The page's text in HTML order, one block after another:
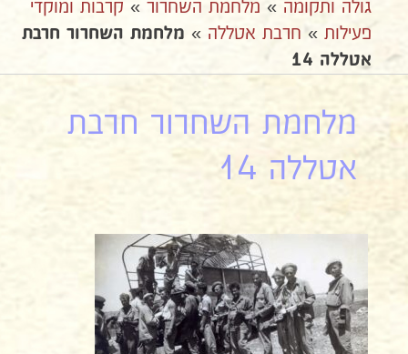
גולה ותקומה » מלחמת השחרור » קרבות ומוקדי
פעילות » חרבת אטללה » מלחמת השחרור חרבת
אטללה 14
מלחמת השחרור חרבת
אטללה 14